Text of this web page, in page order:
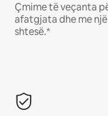
Çmime të veçanta
afatgjata dhe me
shtesë.*